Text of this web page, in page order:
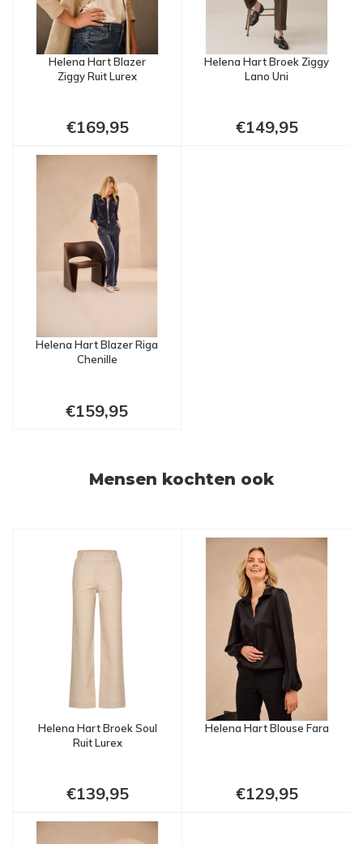
Helena Hart Blazer
Ziggy Ruit Lurex
€169,95
Helena Hart Broek Ziggy
Lano Uni
€149,95
Helena Hart Blazer Riga
Chenille
€159,95
Mensen kochten ook
Helena Hart Broek Soul
Ruit Lurex
€139,95
Helena Hart Blouse Fara
€129,95